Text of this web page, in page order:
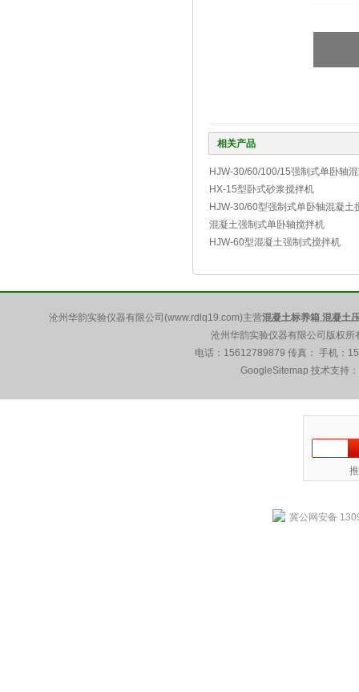
相关产品
HJW-30/60/100/15强制式单卧轴
HX-15型卧式砂浆搅拌机
HJW-30/60型强制式单卧轴混凝土
混凝土强制式单卧轴搅拌机
HJW-60型混凝土强制式搅拌机
沧州华韵实验仪器有限公司(www.rdlq19.com)主营混凝土标养箱,混凝土
沧州华韵实验仪器有限公司版权
电话：15612789879 传真： 手机：
GoogleSitemap 技术支持
冀公网安备